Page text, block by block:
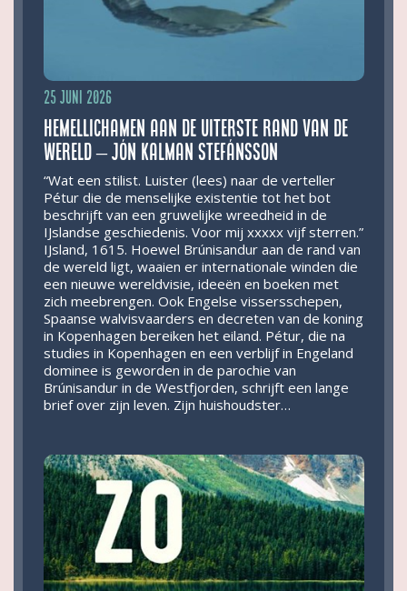
25 juni 2026
Hemellichamen aan de uiterste rand van de
wereld – Jón Kalman Stefánsson
“Wat een stilist. Luister (lees) naar de verteller
Pétur die de menselijke existentie tot het bot
beschrijft van een gruwelijke wreedheid in de
IJslandse geschiedenis. Voor mij xxxxx vijf sterren.”
IJsland, 1615. Hoewel Brúnisandur aan de rand van
de wereld ligt, waaien er internationale winden die
een nieuwe wereldvisie, ideeën en boeken met
zich meebrengen. Ook Engelse vissersschepen,
Spaanse walvisvaarders en decreten van de koning
in Kopenhagen bereiken het eiland. Pétur, die na
studies in Kopenhagen en een verblijf in Engeland
dominee is geworden in de parochie van
Brúnisandur in de Westfjorden, schrijft een lange
brief over zijn leven. Zijn huishoudster…